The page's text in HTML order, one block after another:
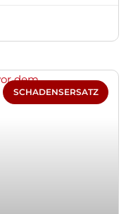
SCHADENSERSATZ